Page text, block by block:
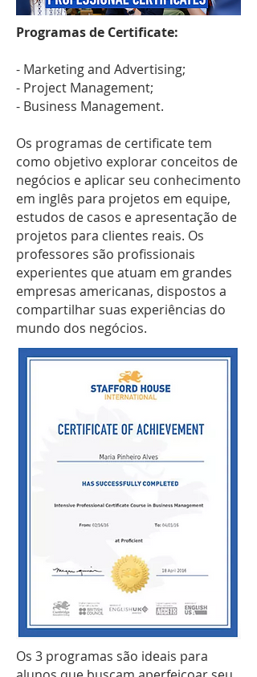
Programas de Certificate:
- Marketing and Advertising;
- Project Management;
- Business Management.
Os programas de certificate tem
como objetivo explorar conceitos de
negócios e aplicar seu conhecimento
em inglês para projetos em equipe,
estudos de casos e apresentação de
projetos para clientes reais. Os
professores são profissionais
experientes que atuam em grandes
empresas americanas, dispostos a
compartilhar suas experiências do
mundo dos negócios.
Os 3 programas são ideais para